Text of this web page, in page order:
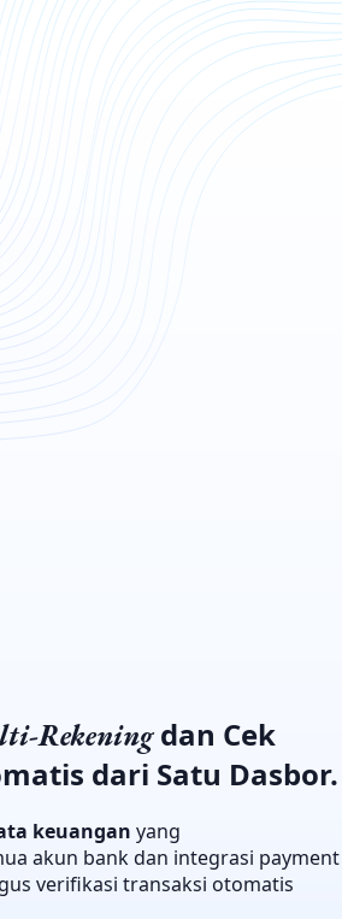
Rekeningdan Cek
dari Satu Dasbor.
keuangan yang
akun bank dan integrasi payment
verifikasi transaksi otomatis